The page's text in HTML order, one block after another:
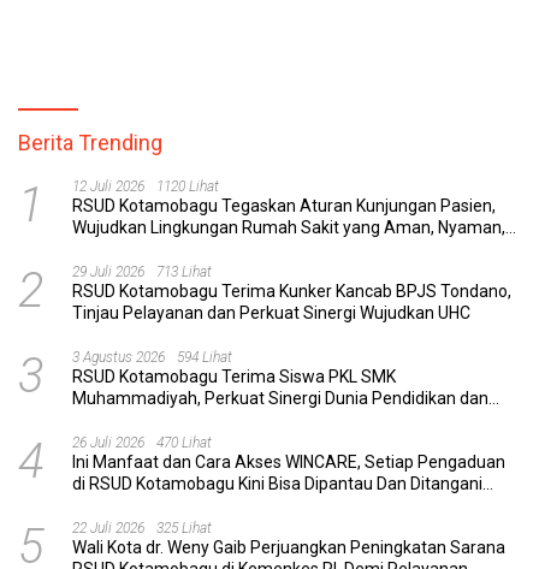
Berita Trending
1 12 Juli 2026 1120 Lihat
RSUD Kotamobagu Tegaskan Aturan Kunjungan Pasien,
Wujudkan Lingkungan Rumah Sakit yang Aman, Nyaman,
2 29 Juli 2026 713 Lihat
RSUD Kotamobagu Terima Kunker Kancab BPJS Tondano,
Tinjau Pelayanan dan Perkuat Sinergi Wujudkan UHC
3 3 Agustus 2026 594 Lihat
RSUD Kotamobagu Terima Siswa PKL SMK
Muhammadiyah, Perkuat Sinergi Dunia Pendidikan dan
4 26 Juli 2026 470 Lihat
Ini Manfaat dan Cara Akses WINCARE, Setiap Pengaduan
di RSUD Kotamobagu Kini Bisa Dipantau Dan Ditangani
5 22 Juli 2026 325 Lihat
Wali Kota dr. Weny Gaib Perjuangkan Peningkatan Sarana